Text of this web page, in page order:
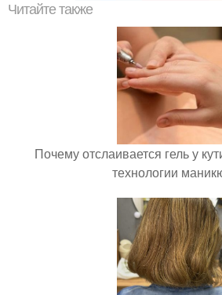
Читайте также
Почему отслаивается гель у
технологии